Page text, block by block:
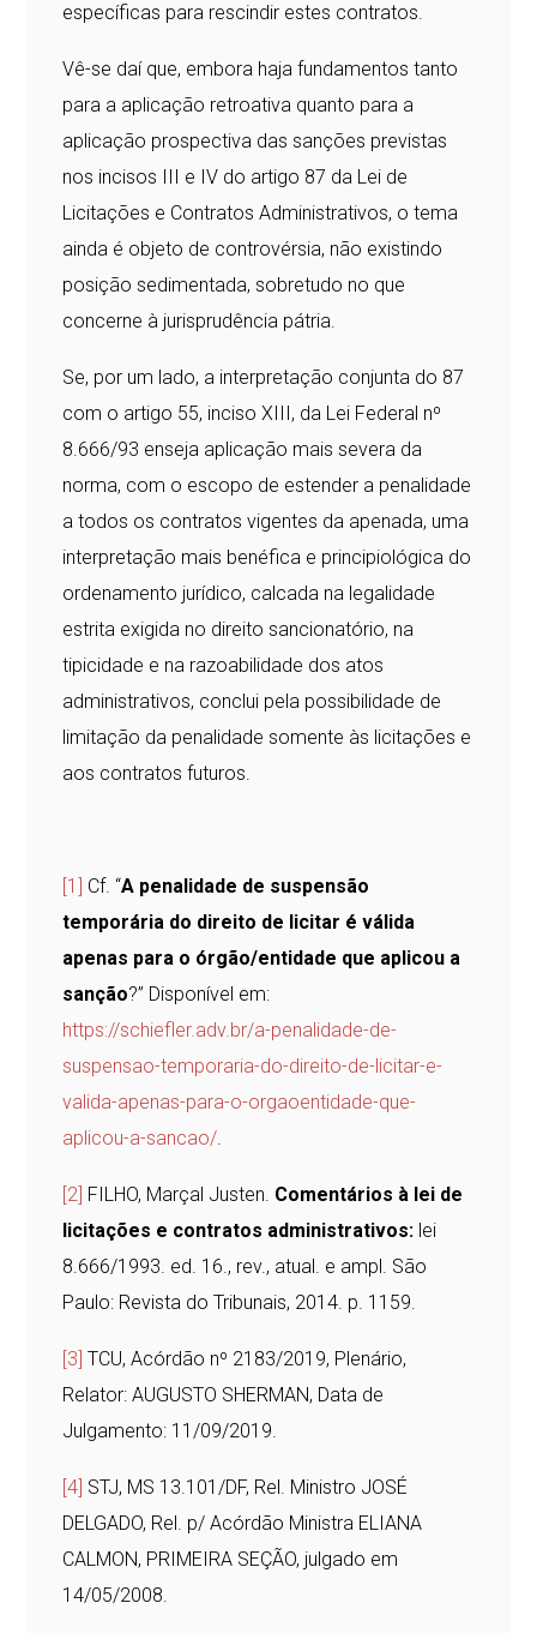
específicas para rescindir estes contratos.
Vê-se daí que, embora haja fundamentos tanto
para a aplicação retroativa quanto para a
aplicação prospectiva das sanções previstas
nos incisos III e IV do artigo 87 da Lei de
Licitações e Contratos Administrativos, o tema
ainda é objeto de controvérsia, não existindo
posição sedimentada, sobretudo no que
concerne à jurisprudência pátria.
Se, por um lado, a interpretação conjunta do 87
com o artigo 55, inciso XIII, da Lei Federal nº
8.666/93 enseja aplicação mais severa da
norma, com o escopo de estender a penalidade
a todos os contratos vigentes da apenada, uma
interpretação mais benéfica e principiológica do
ordenamento jurídico, calcada na legalidade
estrita exigida no direito sancionatório, na
tipicidade e na razoabilidade dos atos
administrativos, conclui pela possibilidade de
limitação da penalidade somente às licitações e
aos contratos futuros.
[1] Cf. “A penalidade de suspensão
temporária do direito de licitar é válida
apenas para o órgão/entidade que aplicou a
sanção?” Disponível em:
https://schiefler.adv.br/a-penalidade-de-
suspensao-temporaria-do-direito-de-licitar-e-
valida-apenas-para-o-orgaoentidade-que-
aplicou-a-sancao/.
[2] FILHO, Marçal Justen. Comentários à lei de
licitações e contratos administrativos: lei
8.666/1993. ed. 16., rev., atual. e ampl. São
Paulo: Revista do Tribunais, 2014. p. 1159.
[3] TCU, Acórdão nº 2183/2019, Plenário,
Relator: AUGUSTO SHERMAN, Data de
Julgamento: 11/09/2019.
[4] STJ, MS 13.101/DF, Rel. Ministro JOSÉ
DELGADO, Rel. p/ Acórdão Ministra ELIANA
CALMON, PRIMEIRA SEÇÃO, julgado em
14/05/2008.